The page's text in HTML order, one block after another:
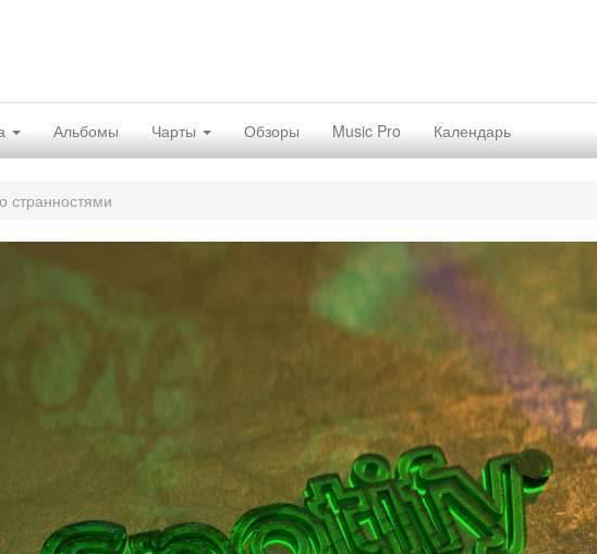
Альбомы Чарты Обзоры Music Pro Календарь
странностями